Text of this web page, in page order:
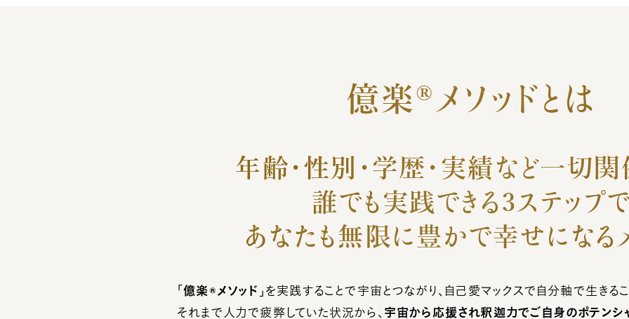
億楽®︎メソッドとは
年齢・性別・学歴・実績など一切関
誰でも実践できる3ステップ
あなたも無限に豊かで幸せになる
「億楽®︎メソッド 」を実践することで宇宙とつながり、自己愛マックスで自分軸で生きるこ
それまで人力で疲弊していた状況から、 宇宙から応援され釈迦力でご自身のポテンシ